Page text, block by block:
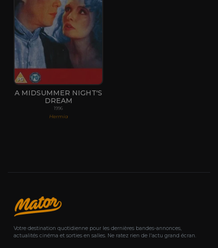
A MIDSUMMER NIGHT'S
DREAM
1996
Hermia
Votre destination quotidienne pour les dernières bandes-annonces,
actualités cinéma et sorties en salles. Ne ratez rien de l'actu grand écran.